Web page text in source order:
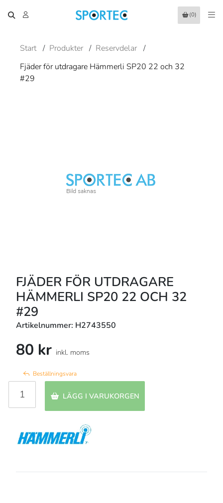
(0)
Start / Produkter / Reservdelar /
Fjäder för utdragare Hämmerli SP20 22 och 32
#29
FJÄDER FÖR UTDRAGARE
HÄMMERLI SP20 22 OCH 32
#29
Artikelnummer: H2743550
80 kr inkl. moms
Beställningsvara
LÄGG I VARUKORGEN